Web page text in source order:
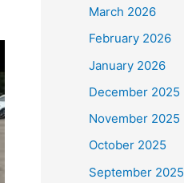
March 2026
February 2026
January 2026
December 2025
November 2025
October 2025
September 2025